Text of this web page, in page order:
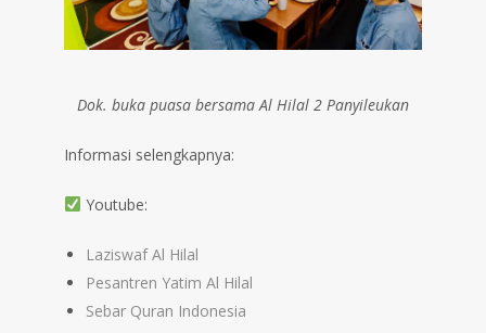
Dok. buka puasa bersama Al Hilal 2 Panyileukan
Informasi selengkapnya:
Youtube:
Laziswaf Al Hilal
Pesantren Yatim Al Hilal
Sebar Quran Indonesia